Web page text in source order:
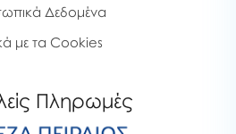
Δεδομένα
με τα Cookies
Πληρωμές